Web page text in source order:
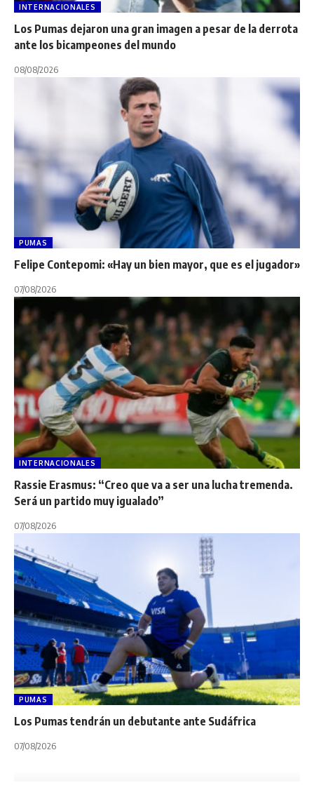
INTERNACIONALES
Los Pumas dejaron una gran imagen a pesar de la derrota
ante los bicampeones del mundo
08/08/2026
PUMAS
Felipe Contepomi: «Hay un bien mayor, que es el jugador»
07/08/2026
INTERNACIONALES
Rassie Erasmus: “Creo que va a ser una lucha tremenda.
Será un partido muy igualado”
07/08/2026
PUMAS
Los Pumas tendrán un debutante ante Sudáfrica
07/08/2026